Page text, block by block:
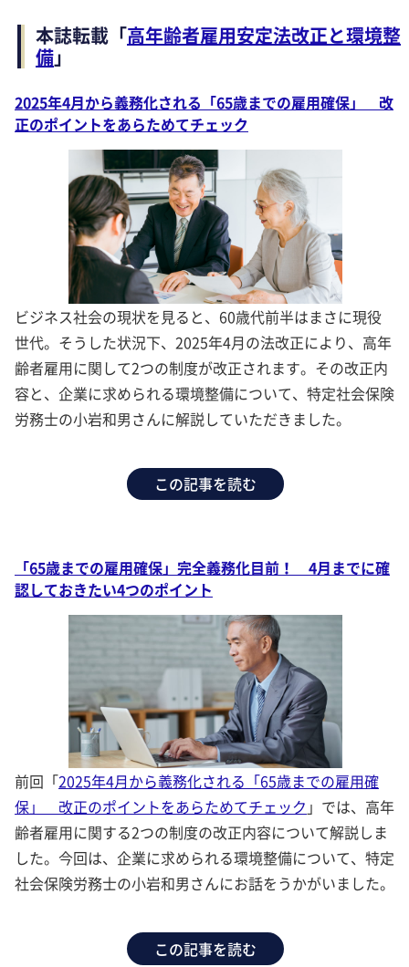
本誌転載「高年齢者雇用安定法改正と環境整
備」
2025年4月から義務化される「65歳までの雇用確保」 改
正のポイントをあらためてチェック
ビジネス社会の現状を見ると、60歳代前半はまさに現役
世代。そうした状況下、2025年4月の法改正により、高年
齢者雇用に関して2つの制度が改正されます。その改正内
容と、企業に求められる環境整備について、特定社会保険
労務士の小岩和男さんに解説していただきました。
この記事を読む
「65歳までの雇用確保」完全義務化目前！ 4月までに確
認しておきたい4つのポイント
前回「2025年4月から義務化される「65歳までの雇用確
保」 改正のポイントをあらためてチェック 」では、高年
齢者雇用に関する2つの制度の改正内容について解説しま
した。今回は、企業に求められる環境整備について、特定
社会保険労務士の小岩和男さんにお話をうかがいました。
この記事を読む